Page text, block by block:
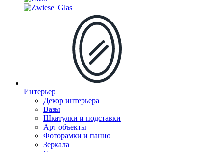
Интерьер
Декор интерьера
Вазы
Шкатулки и подставки
Арт объекты
Фоторамки и панно
Зеркала